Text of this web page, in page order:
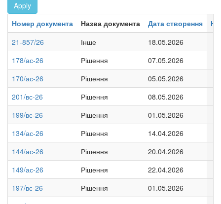
Apply
Номер документа
Назва документа Дата створення
21-857/26
Інше
18.05.2026
178/ас-26
Рішення
07.05.2026
170/ас-26
Рішення
05.05.2026
201/вс-26
Рішення
08.05.2026
199/вс-26
Рішення
01.05.2026
134/ас-26
Рішення
14.04.2026
144/ас-26
Рішення
20.04.2026
149/ас-26
Рішення
22.04.2026
197/вс-26
Рішення
01.05.2026